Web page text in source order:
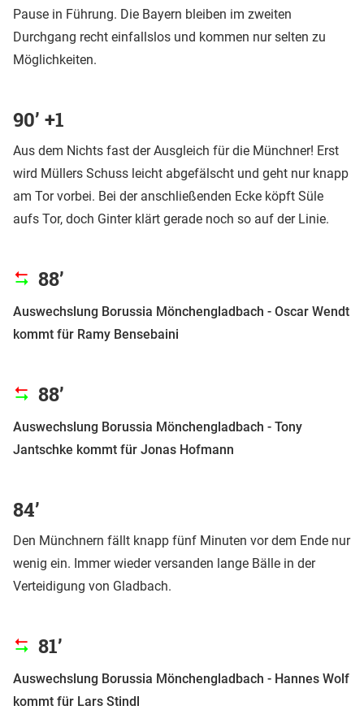
Pause in Führung. Die Bayern bleiben im zweiten
Durchgang recht einfallslos und kommen nur selten zu
Möglichkeiten.
90’ +1
Aus dem Nichts fast der Ausgleich für die Münchner! Erst
wird Müllers Schuss leicht abgefälscht und geht nur knapp
am Tor vorbei. Bei der anschließenden Ecke köpft Süle
aufs Tor, doch Ginter klärt gerade noch so auf der Linie.
88’
Auswechslung Borussia Mönchengladbach - Oscar Wendt
kommt für Ramy Bensebaini
88’
Auswechslung Borussia Mönchengladbach - Tony
Jantschke kommt für Jonas Hofmann
84’
Den Münchnern fällt knapp fünf Minuten vor dem Ende nur
wenig ein. Immer wieder versanden lange Bälle in der
Verteidigung von Gladbach.
81’
Auswechslung Borussia Mönchengladbach - Hannes Wolf
kommt für Lars Stindl